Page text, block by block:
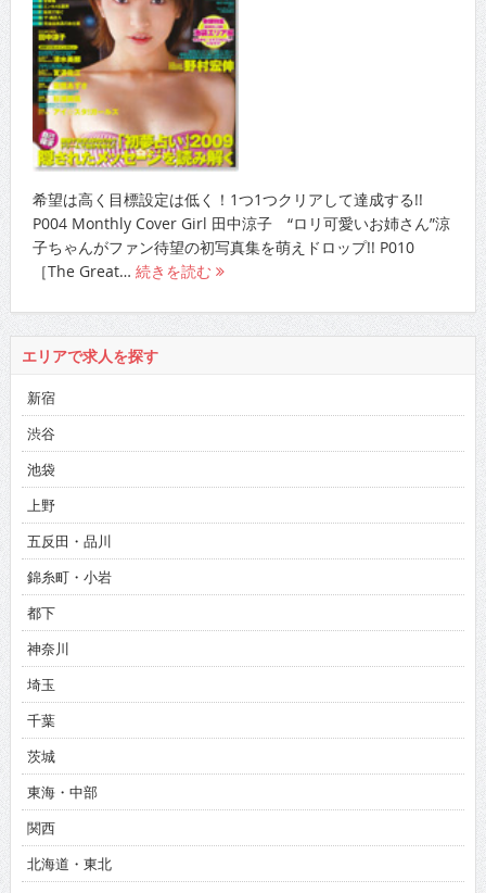
希望は高く目標設定は低く！1つ1つクリアして達成する!!
P004 Monthly Cover Girl 田中涼子 “ロリ可愛いお姉さん”涼
子ちゃんがファン待望の初写真集を萌えドロップ!! P010
［The Great… 続きを読む
エリアで求人を探す
新宿
渋谷
池袋
上野
五反田・品川
錦糸町・小岩
都下
神奈川
埼玉
千葉
茨城
東海・中部
関西
北海道・東北